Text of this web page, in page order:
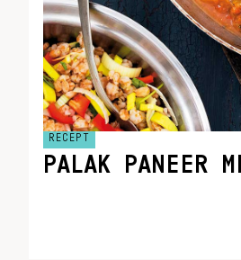
RECEPT
PALAK PANEER